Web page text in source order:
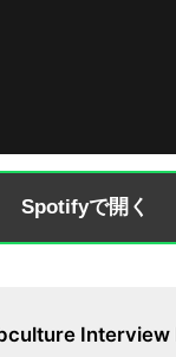
Spotifyで開く
Interview